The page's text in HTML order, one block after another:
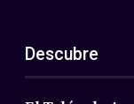
Descubre